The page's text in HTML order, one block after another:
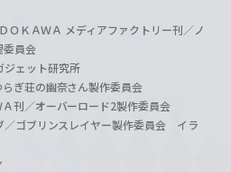
ＫＡＷＡ メディアファクトリー刊／ノ
委員会
ェット研究所
ぎ荘の幽奈さん製作委員会
刊／オーバーロード2製作委員会
／ゴブリンスレイヤー製作委員会 イラ